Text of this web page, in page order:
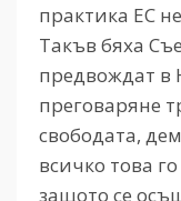
практика ЕС
Такъв бяха
предвождат в
преговаряне
свободата,
всичко това
защото се